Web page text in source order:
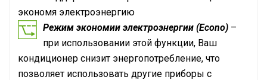
экономя электроэнергию
Режим экономии электроэнергии (Econo) –
при использовании этой функции, Ваш
кондиционер снизит энергопотребление, что
позволяет использовать другие приборы с